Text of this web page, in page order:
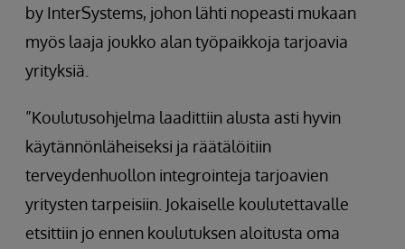
by InterSystems, johon lähti nopeasti mukaan
myös laaja joukko alan työpaikkoja tarjoavia
yrityksiä.
”Koulutusohjelma laadittiin alusta asti hyvin
käytännönläheiseksi ja räätälöitiin
terveydenhuollon integrointeja tarjoavien
yritysten tarpeisiin. Jokaiselle koulutettavalle
etsittiin jo ennen koulutuksen aloitusta oma